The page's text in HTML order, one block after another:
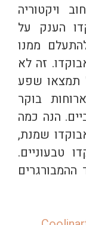
ויקטוריה
הענק על
ממנו
זה לא
תמצאו שפע
בוקר
הנה כמה
שמנת,
טבעוניים.